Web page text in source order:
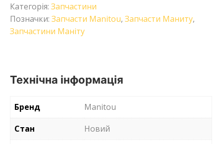
Категорія: Запчастини
Позначки: Запчасти Manitou, Запчасти Маниту,
Запчастини Маніту
Технічна інформація
Бренд
Manitou
Стан
Новий